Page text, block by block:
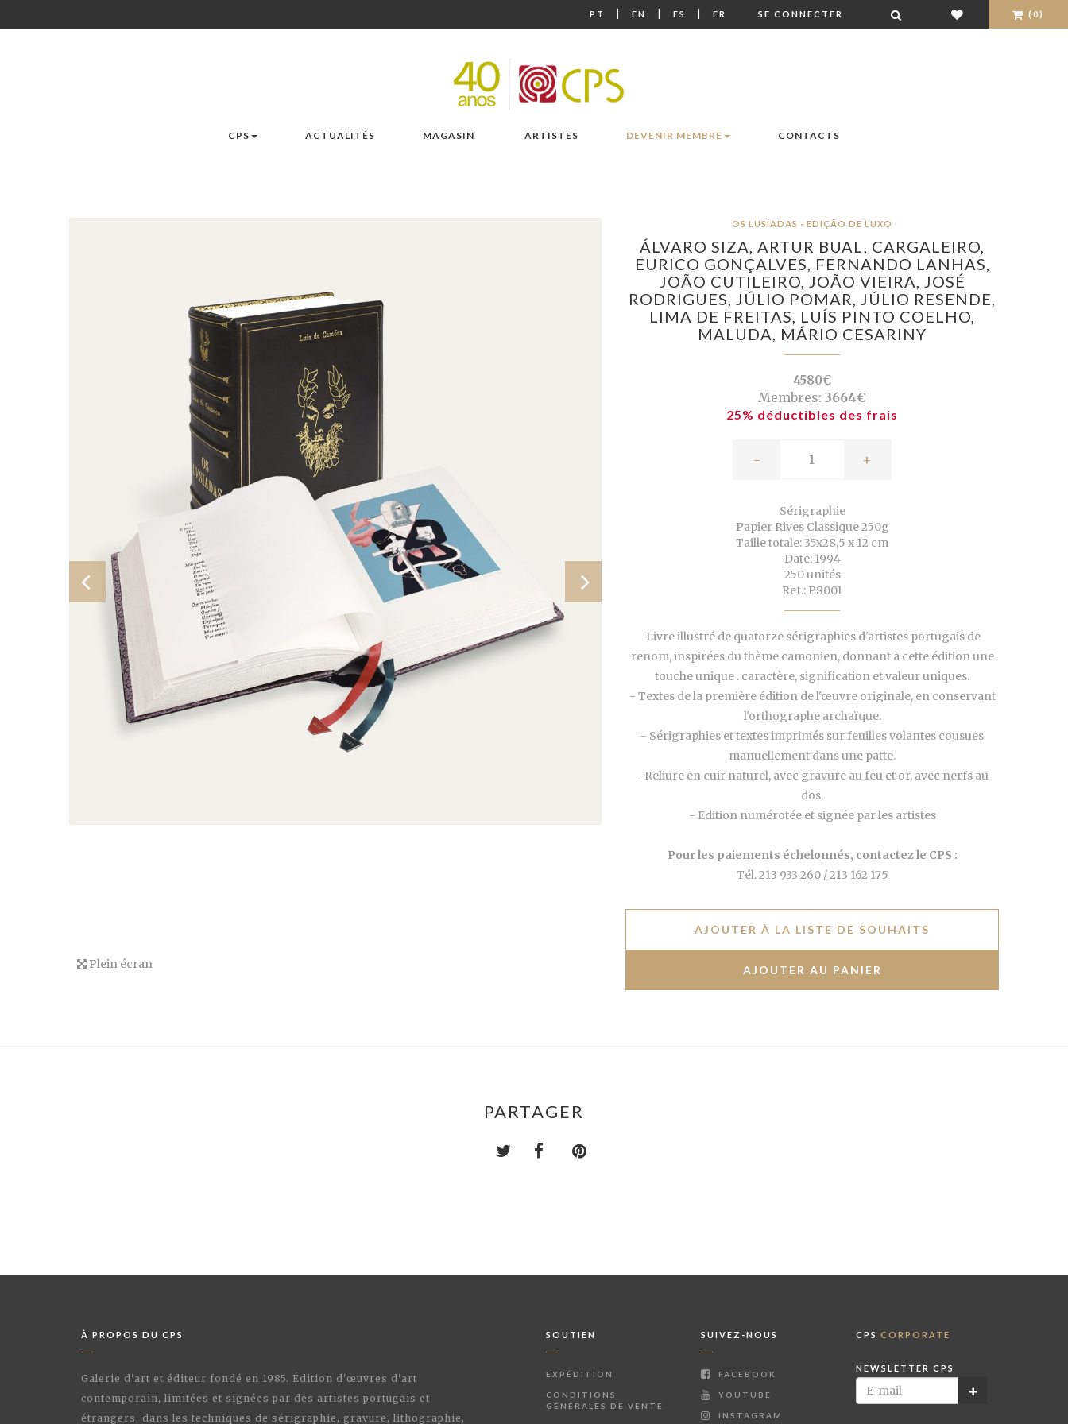
PT | EN | ES | FR SE CONNECTER (0)
CPS ACTUALITÉS MAGASIN ARTISTES DEVENIR MEMBRE CONTACTS
Plein écran
OS LUSÍADAS - EDIÇÃO DE LUXO
ÁLVARO SIZA, ARTUR BUAL, CARGALEIRO,
EURICO GONÇALVES, FERNANDO LANHAS,
JOÃO CUTILEIRO, JOÃO VIEIRA, JOSÉ
RODRIGUES, JÚLIO POMAR, JÚLIO RESENDE,
LIMA DE FREITAS, LUÍS PINTO COELHO,
MALUDA, MÁRIO CESARINY
4580€
Membres: 3664€
25% déductibles des frais
- +
Sérigraphie
Papier Rives Classique 250g
Taille totale: 35x28,5 x 12 cm
Date: 1994
250 unités
Ref.: PS001
Livre illustré de quatorze sérigraphies d'artistes portugais de
renom, inspirées du thème camonien, donnant à cette édition une
touche unique . caractère, signification et valeur uniques.
- Textes de la première édition de l'œuvre originale, en conservant
l'orthographe archaïque.
- Sérigraphies et textes imprimés sur feuilles volantes cousues
manuellement dans une patte.
- Reliure en cuir naturel, avec gravure au feu et or, avec nerfs au
dos.
- Edition numérotée et signée par les artistes
Pour les paiements échelonnés, contactez le CPS :
Tél. 213 933 260 / 213 162 175
AJOUTER À LA LISTE DE SOUHAITS
PARTAGER
À PROPOS DU CPS
Galerie d'art et éditeur fondé en 1985. Édition d'œuvres d'art
contemporain, limitées et signées par des artistes portugais et
étrangers, dans les techniques de sérigraphie, gravure, lithographie,
SOUTIEN
EXPÉDITION
CONDITIONS
GÉNÉRALES DE VENTE
SUIVEZ-NOUS
FACEBOOK
YOUTUBE
INSTAGRAM
CPS CORPORATE
NEWSLETTER CPS